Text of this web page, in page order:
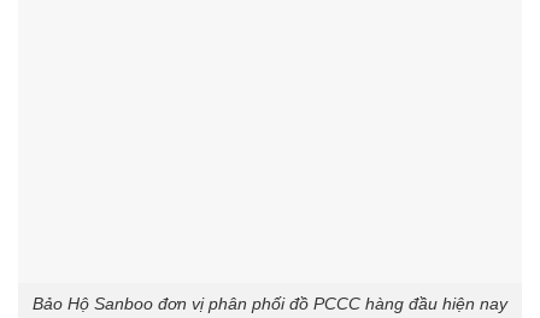
Bảo Hộ Sanboo đơn vị phân phối đồ PCCC hàng đầu hiện nay